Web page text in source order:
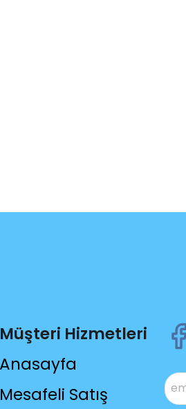
Müşteri Hizmetleri
Anasayfa
Mesafeli Satış